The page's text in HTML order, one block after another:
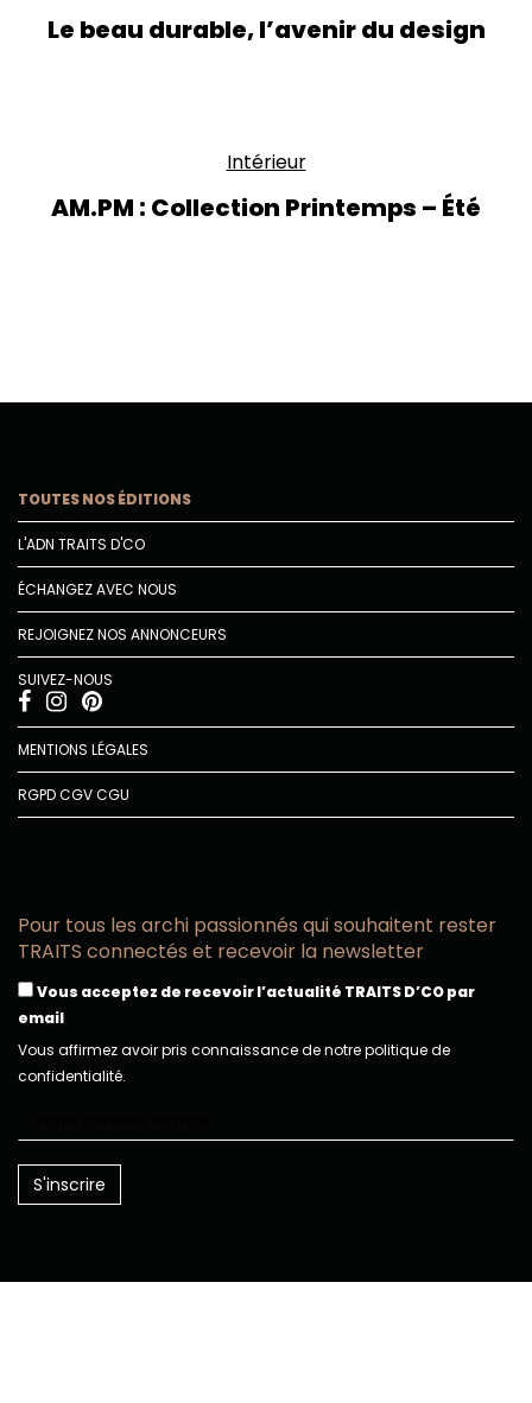
Le beau durable, l’avenir du design
Intérieur
AM.PM : Collection Printemps – Été
TOUTES NOS ÉDITIONS
L'ADN TRAITS D'CO
ÉCHANGEZ AVEC NOUS
REJOIGNEZ NOS ANNONCEURS
SUIVEZ-NOUS
MENTIONS LÉGALES
RGPDCGVCGU
Pour tous les archi passionnés qui souhaitent rester
TRAITS connectés et recevoir la newsletter
Vous acceptez de recevoir l’actualité TRAITS D’CO par
email
Vous affirmez avoir pris connaissance de notre politique de
confidentialité.